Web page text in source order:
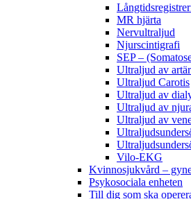
MR hjärta
Nervultraljud
Njurscintigrafi
SEP –
Ultraljud av
Ultraljud Carotis
Ultraljud av
Ultraljud av
Ultraljud av
Vilo-EKG
Kvinnosjukvård –
Psykosociala enheten
Till dig som ska